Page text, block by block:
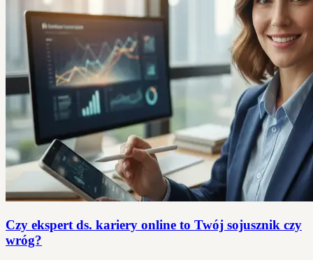
Czy ekspert ds. kariery online to Twój sojusznik czy
wróg?